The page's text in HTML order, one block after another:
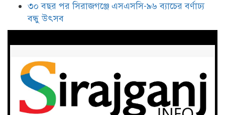
সামাজিক মাধ্যমে ছবি ভাইরাল, দ্রুত
৩০ বছর পর সিরাজগঞ্জে এসএসসি-৯৬
ব্যাচের বর্ণাঢ্য বন্ধু উৎসব
৩০ বছর পর সিরাজগঞ্জে এসএসসি-৯৬ ব্যাচের বর্ণাঢ্য
বন্ধু উৎসব